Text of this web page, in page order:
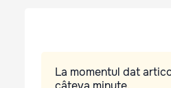
La momentul dat